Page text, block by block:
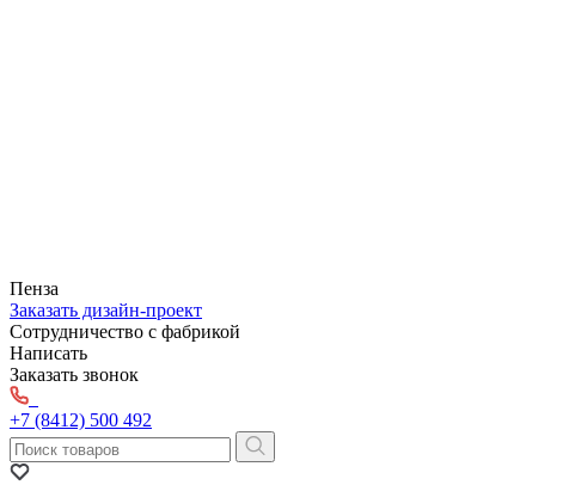
Пенза
Заказать дизайн-проект
Сотрудничество с фабрикой
Написать
Заказать звонок
+7 (8412) 500 492